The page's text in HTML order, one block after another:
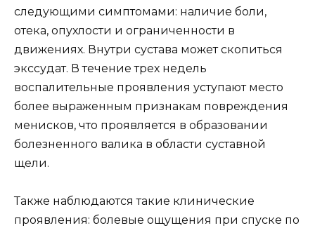
следующими симптомами: наличие боли,
отека, опухлости и ограниченности в
движениях. Внутри сустава может скопиться
экссудат. В течение трех недель
воспалительные проявления уступают место
более выраженным признакам повреждения
менисков, что проявляется в образовании
болезненного валика в области суставной
щели.
Также наблюдаются такие клинические
проявления: болевые ощущения при спуске по